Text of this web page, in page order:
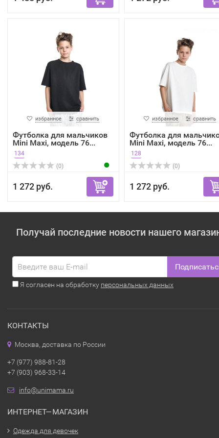
избранное сравнить
Футболка для мальчиков
Mini Maxi, модель 76...
134
(0)
1 272 руб.
избранное сравнить
Футболка для
Mini Maxi, модель 76...
128
(0)
1 272 руб.
Получай последние новости нашего
Я согласен на обработку персональных данных
КОНТАКТЫ
Москва, доставка по России
+7 (977) 988-81-28
+7 (903) 968-33-14
info@unimama.ru
ИНТЕРНЕТ—МАГАЗИН
Одежда для девочек